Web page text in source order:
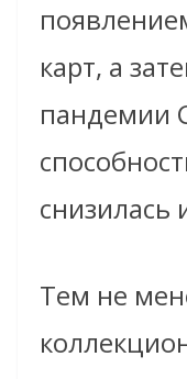
карт, а
пандемии
снизилась
Тем не